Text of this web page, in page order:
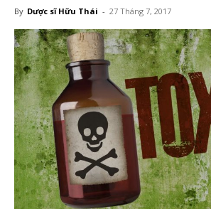
By Dược sĩ Hữu Thái - 27 Tháng 7, 2017